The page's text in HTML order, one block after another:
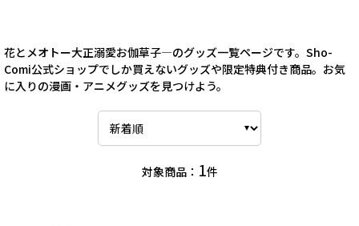
花とメオトー大正溺愛お伽草子―のグッズ一覧ページです。Sho-
Comi公式ショップでしか買えないグッズや限定特典付き商品。お気
に入りの漫画・アニメグッズを見つけよう。
対象商品： 1件